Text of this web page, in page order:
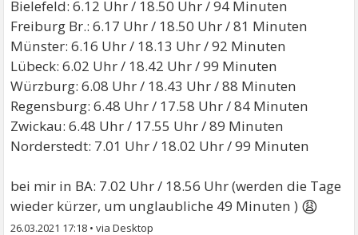
Bielefeld: 6.12 Uhr / 18.50 Uhr / 94 Minuten
Freiburg Br.: 6.17 Uhr / 18.50 Uhr / 81 Minuten
Münster: 6.16 Uhr / 18.13 Uhr / 92 Minuten
Lübeck: 6.02 Uhr / 18.42 Uhr / 99 Minuten
Würzburg: 6.08 Uhr / 18.43 Uhr / 88 Minuten
Regensburg: 6.48 Uhr / 17.58 Uhr / 84 Minuten
Zwickau: 6.48 Uhr / 17.55 Uhr / 89 Minuten
Norderstedt: 7.01 Uhr / 18.02 Uhr / 99 Minuten
bei mir in BA: 7.02 Uhr / 18.56 Uhr (werden die Tage
wieder kürzer, um unglaubliche 49 Minuten ) 😩
26.03.2021 17:18 •